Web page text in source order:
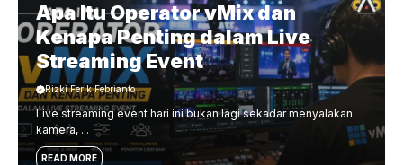
Apa Itu Operator vMix dan
Kenapa Penting dalam Live
Streaming Event
Rizki Ferik Febrianto
Live streaming event hari ini bukan lagi sekadar menyalakan
kamera, ...
READ MORE